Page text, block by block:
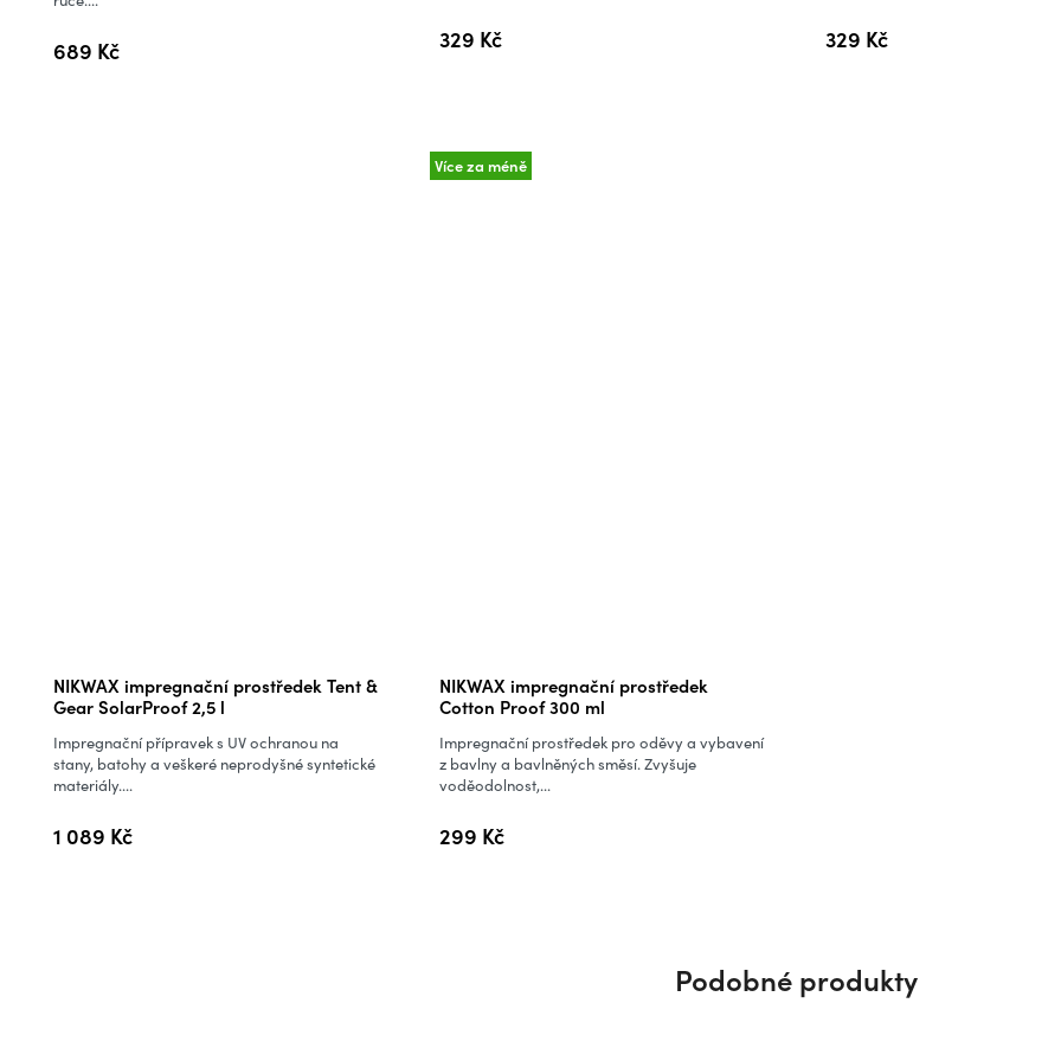
689 Kč
5
329 Kč
5
329 Kč
NIKWAX impregnační prostředek Tent &
Gear SolarProof 2,5 l
1 089 Kč
Impregnační přípravek s UV ochranou na
stany, batohy a veškeré neprodyšné syntetické
materiály....
Více za méně
NIKWAX impregnační prostředek
Cotton Proof 300 ml
299 Kč
Impregnační prostředek pro oděvy a vybavení
z bavlny a bavlněných směsí. Zvyšuje
voděodolnost,...
Podobné produkty